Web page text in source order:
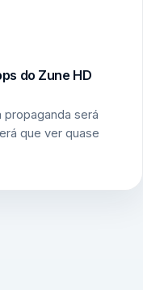
do Zune HD
será
que ver quase